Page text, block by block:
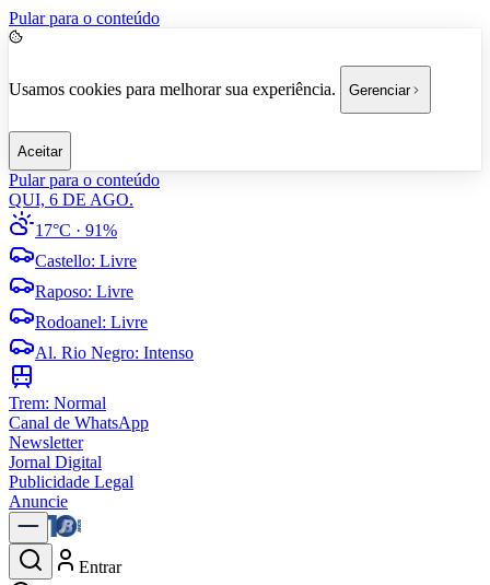
Pular para o conteúdo
Usamos cookies para melhorar sua experiência. Gerenciar
Aceitar
Pular para o conteúdo
QUI, 6 DE AGO.
17°C · 91%
Castello: Livre
Raposo: Livre
Rodoanel: Livre
Al. Rio Negro: Intenso
Trem: Normal
Canal de WhatsApp
Newsletter
Jornal Digital
Publicidade Legal
Anuncie
Entrar